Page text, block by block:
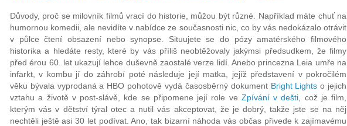
Důvody, proč se milovník filmů vrací do historie, můžou být různé. Například máte chuť na
humornou komedii, ale nevidíte v nabídce ze současnosti nic, co by vás nedokázalo otrávit
v půlce čtení obsazení nebo synopse. Situujete se do pózy amatérského filmového
historika a hledáte resty, které by vás příliš neobtěžovaly jakýmsi předsudkem, že filmy
před érou 60. let ukazují lehce duševně zaostalé verze lidí. Anebo princezna Leia umře na
infarkt, v kombu jí do záhrobí poté následuje její matka, jejíž představení v pokročilém
věku bývala vyprodaná a HBO pohotově vydá časosběrný dokument Bright Lights o jejich
vztahu a životě v post-slávě, kde se připomene její role ve Zpívání v dešti , což je film,
kterým vás v dětství týral otec a nutil vás akceptovat, že je dobrý, takže jste se na něj
nechtěli ještě asi 30 let podívat. Ano, tak bizarní náhoda vás občas přivede k zajímavému